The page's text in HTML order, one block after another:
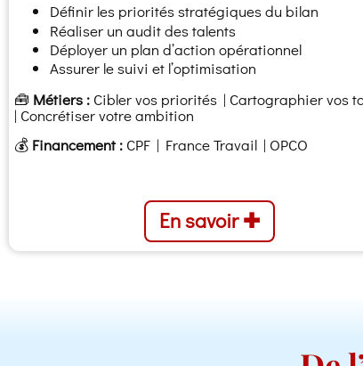
Définir les priorités stratégiques du bilan
Réaliser un audit des talents
Déployer un plan d’action opérationnel
Assurer le suivi et l’optimisation
🧰 Métiers : Cibler vos priorités | Cartographier vos
| Concrétiser votre ambition
💰 Financement : CPF | France Travail | OPCO
En savoir ✚